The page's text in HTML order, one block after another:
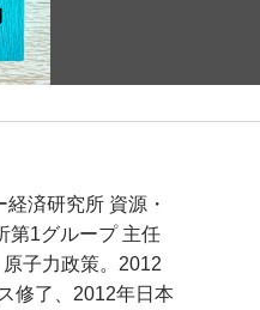
済研究所 資源・
第1グループ 主任
子力政策。2012
修了、2012年日本